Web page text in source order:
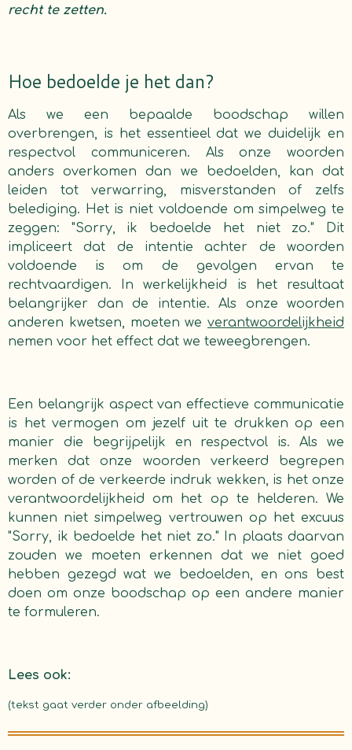
recht te zetten.
Hoe bedoelde je het dan?
Als we een bepaalde boodschap willen
overbrengen, is het essentieel dat we duidelijk en
respectvol communiceren. Als onze woorden
anders overkomen dan we bedoelden, kan dat
leiden tot verwarring, misverstanden of zelfs
belediging. Het is niet voldoende om simpelweg te
zeggen: "Sorry, ik bedoelde het niet zo." Dit
impliceert dat de intentie achter de woorden
voldoende is om de gevolgen ervan te
rechtvaardigen. In werkelijkheid is het resultaat
belangrijker dan de intentie. Als onze woorden
anderen kwetsen, moeten we verantwoordelijkheid
nemen voor het effect dat we teweegbrengen.
Een belangrijk aspect van effectieve communicatie
is het vermogen om jezelf uit te drukken op een
manier die begrijpelijk en respectvol is. Als we
merken dat onze woorden verkeerd begrepen
worden of de verkeerde indruk wekken, is het onze
verantwoordelijkheid om het op te helderen. We
kunnen niet simpelweg vertrouwen op het excuus
"Sorry, ik bedoelde het niet zo." In plaats daarvan
zouden we moeten erkennen dat we niet goed
hebben gezegd wat we bedoelden, en ons best
doen om onze boodschap op een andere manier
te formuleren.
Lees ook:
(tekst gaat verder onder afbeelding)